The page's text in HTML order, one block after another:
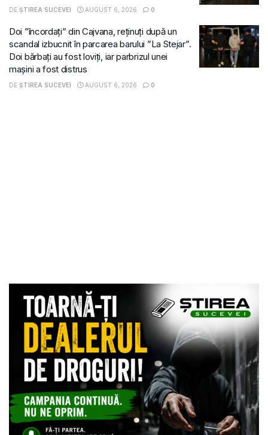
DE ȘTIREA SUCEVEI AUGUST 6, 2026 0
Doi ”încordați” din Cajvana, reținuți după un
scandal izbucnit în parcarea barului ”La Stejar”.
Doi bărbați au fost loviți, iar parbrizul unei
mașini a fost distrus
DE ȘTIREA SUCEVEI AUGUST 6, 2026 0